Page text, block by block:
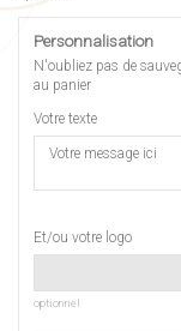
Personnalisation
N'oubliez pas de
au panier
Votre texte
Et/ou votre logo
optionnel